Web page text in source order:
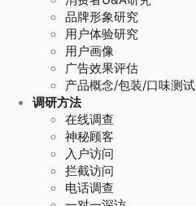
品牌形象研究
用户体验研究
用户画像
广告效果评估
产品概念/包装/口味测试
调研方法
在线调查
神秘顾客
入户访问
拦截访问
电话调查